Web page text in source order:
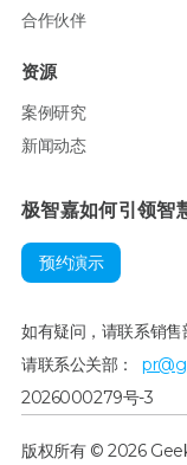
合作伙伴
资源
案例研究
新闻动态
极智嘉如何引领智
预约演示
如有疑问，请联系销售
请联系公关部：
2026000279号-3
版权所有 © 2026